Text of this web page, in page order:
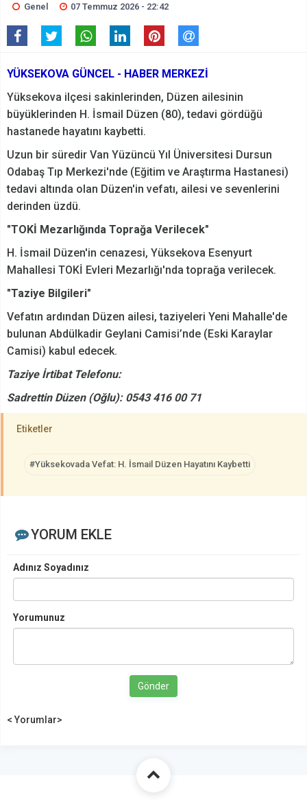
Genel 07 Temmuz 2026 - 22:42
YÜKSEKOVA GÜNCEL - HABER MERKEZİ
Yüksekova ilçesi sakinlerinden, Düzen ailesinin
büyüklerinden H. İsmail Düzen (80), tedavi gördüğü
hastanede hayatını kaybetti.
Uzun bir süredir Van Yüzüncü Yıl Üniversitesi Dursun
Odabaş Tıp Merkezi'nde (Eğitim ve Araştırma Hastanesi)
tedavi altında olan Düzen'in vefatı, ailesi ve sevenlerini
derinden üzdü.
"TOKİ Mezarlığında Toprağa Verilecek"
H. İsmail Düzen'in cenazesi, Yüksekova Esenyurt
Mahallesi TOKİ Evleri Mezarlığı'nda toprağa verilecek.
"Taziye Bilgileri"
Vefatın ardından Düzen ailesi, taziyeleri Yeni Mahalle'de
bulunan Abdülkadir Geylani Camisi’nde (Eski Karaylar
Camisi) kabul edecek.
Taziye İrtibat Telefonu:
Sadrettin Düzen (Oğlu): 0543 416 00 71
Etiketler
#Yüksekovada Vefat: H. İsmail Düzen Hayatını Kaybetti
YORUM EKLE
Adınız Soyadınız
Yorumunuz
Gönder
< Yorumlar>